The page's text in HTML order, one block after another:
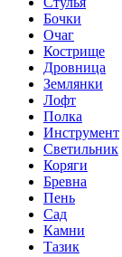
Бочки
Очаг
Кострище
Дровница
Землянки
Лофт
Полка
Инструмент
Светильник
Коряги
Бревна
Пень
Сад
Камни
Тазик